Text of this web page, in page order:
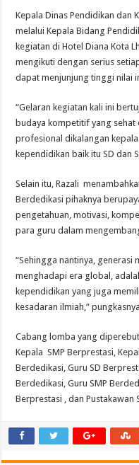
Kepala Dinas Pendidikan dan
melalui Kepala Bidang
kegiatan di Hotel Diana Kota
mengikuti dengan serius
dapat menjunjung tinggi nilai
“Gelaran kegiatan kali ini
budaya kompetitif yang
profesional dikalangan
kependidikan baik itu SD dan
Selain itu, Razali
Berdedikasi pihaknya
pengetahuan, motivasi,
para guru dalam
“Sehingga nantinya, generasi
menghadapi era global,
kependidikan yang juga
kesadaran ilmiah,”
Cabang lomba yang
Kepala SMP Berprestasi,
Berdedikasi, Guru SD
Berdedikasi, Guru SMP
Berprestasi , dan Pustakawan